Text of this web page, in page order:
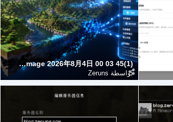
ChatGPT Image 2026年8月4日 00 03 45(1)
بواسطة Zeruns